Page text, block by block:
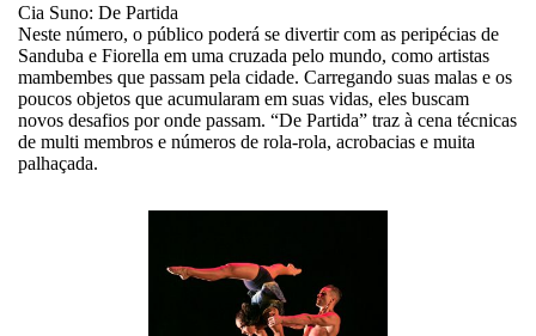
Cia Suno: De Partida
Neste número, o público poderá se divertir com as peripécias de
Sanduba e Fiorella em uma cruzada pelo mundo, como artistas
mambembes que passam pela cidade. Carregando suas malas e os
poucos objetos que acumularam em suas vidas, eles buscam
novos desafios por onde passam. “De Partida” traz à cena técnicas
de multi membros e números de rola-rola, acrobacias e muita
palhaçada.